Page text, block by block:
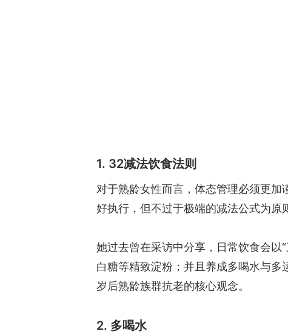
1. 32减法饮食法则
对于熟龄女性而言，体态管理必须更加
好执行，但不过于极端的减法公式为原
她过去曾在采访中分享，日常饮食会以
白糖等精致淀粉；并且养成多喝水与
岁后熟龄族群抗老的核心观念。
2. 多喝水